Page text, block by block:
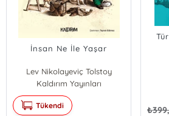
İnsan Ne İle Yaşar
Lev Nikolayeviç Tolstoy
Kaldırım Yayınları
Tükendi ₺